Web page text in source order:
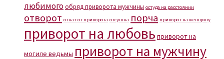
любимогообряд приворота мужчины остуда на расстоянии
отворот откат от приворота отсушка порча приворот на женщину
приворот на любовь приворот на
могиле ведьмы приворот на мужчину